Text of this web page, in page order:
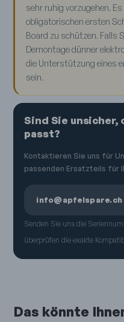
sehr ruhig vorzugehen.
obligatorischen ersten
Board zu schützen. Falls
Demontage dünner
die Unterstützung eines
sein.
Sind Sie unsicher,
passt?
Kontaktieren Sie uns für
passenden Ersatzteils für
info@apfelspare.ch
Senden Sie uns die
überprüfen die exakte
Das könnte